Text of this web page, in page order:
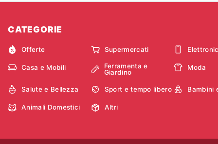
CATEGORIE
Offerte Supermercati
Casa e Mobili
Ferramenta e
Giardino
Moda
Salute e Bellezza Sport e tempo libero Bambini
Animali Domestici Altri